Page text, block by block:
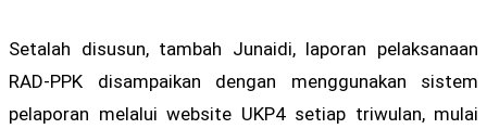
Setalah disusun, tambah Junaidi, laporan pelaksanaan
RAD-PPK disampaikan dengan menggunakan sistem
pelaporan melalui website UKP4 setiap triwulan, mulai